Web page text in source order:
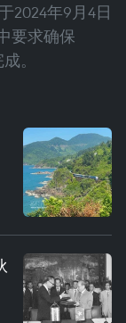
2024年9月4日
要求确保
。